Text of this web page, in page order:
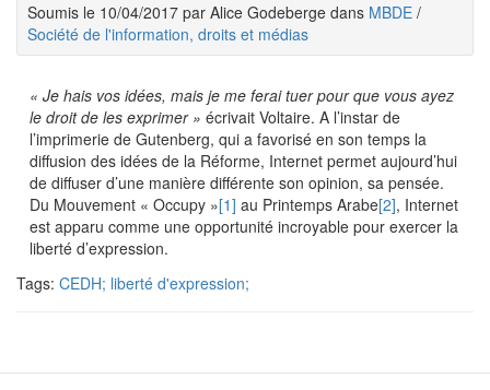
Soumis le 10/04/2017 par Alice Godeberge dans MBDE /
Société de l'information, droits et médias
« Je hais vos idées, mais je me ferai tuer pour que vous ayez
le droit de les exprimer » écrivait Voltaire. A l’instar de
l’imprimerie de Gutenberg, qui a favorisé en son temps la
diffusion des idées de la Réforme, Internet permet aujourd’hui
de diffuser d’une manière différente son opinion, sa pensée.
Du Mouvement « Occupy »[1] au Printemps Arabe[2], Internet
est apparu comme une opportunité incroyable pour exercer la
liberté d’expression.
Tags: CEDH; liberté d'expression;